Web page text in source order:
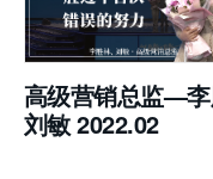
高级营销总监—李
刘敏 2022.02